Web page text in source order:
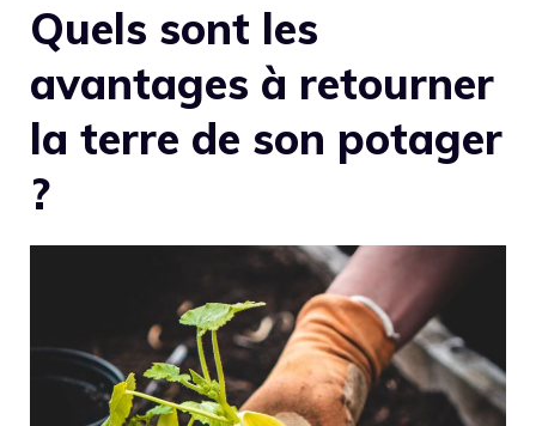
Quels sont les
avantages à retourner
la terre de son potager
?